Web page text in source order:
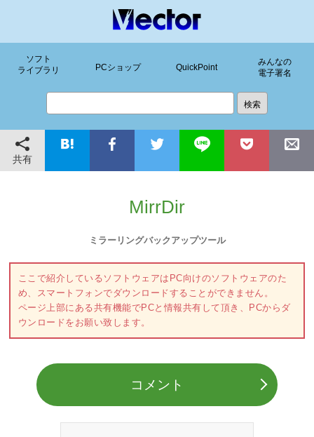
ソフト
ライブラリ
PCショップ QuickPoint
みんなの
電子署名
共有
MirrDir
ミラーリングバックアップツール
ここで紹介しているソフトウェアはPC向けのソフトウェアのた
め、スマートフォンでダウンロードすることができません。
ページ上部にある共有機能でPCと情報共有して頂き、PCからダ
ウンロードをお願い致します。
コメント